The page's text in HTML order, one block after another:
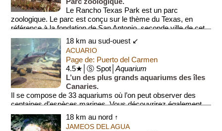
Parc zoologique.
Le Rancho Texas Park est un parc
zoologique. Le parc est conçu sur le thème du Texas, en
référence à la fondation de San Antonio, seconde ville de cet
État, par les colons de Lanzar...
18 km au sud-ouest ↙
ACUARIO
Page de: Puerto del Carmen
4.5★│Ⓢ Spot│Aquarium
L’un des plus grands aquariums des îles
Canaries.
Il se compose de 33 aquariums où l’on peut observer des
centaines d’espèces marines. Vous découvrirez également
un tunnel à requins et trois aqua...
18 km au nord ↑
JAMEOS DEL AGUA